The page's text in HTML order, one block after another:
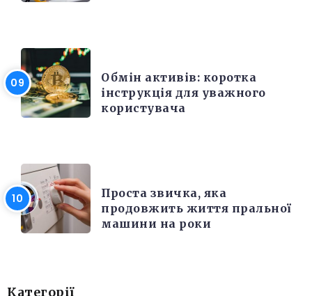
Обмін активів: коротка
інструкція для уважного
користувача
Проста звичка, яка
продовжить життя пральної
машини на роки
Категорії